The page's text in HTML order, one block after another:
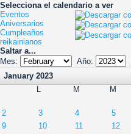
Selecciona el calendario a ver
Eventos
Aniversarios
Cumpleaños
reikainianos
Saltar a...
Mes:
Año:
January 2023
L
M M
2
3 4 5
9
10 11 12